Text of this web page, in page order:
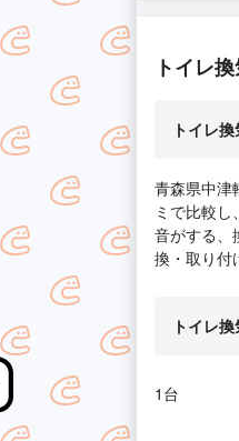
トイレ
トイレ
青森県中津
ミで比較
音がする、
換・取り付
トイレ
1台